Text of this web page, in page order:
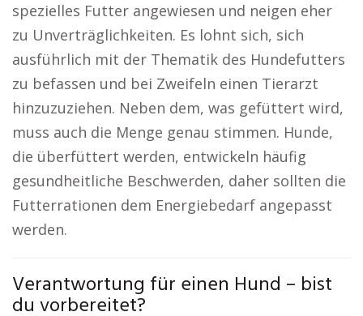
spezielles Futter angewiesen und neigen eher
zu Unverträglichkeiten. Es lohnt sich, sich
ausführlich mit der Thematik des Hundefutters
zu befassen und bei Zweifeln einen Tierarzt
hinzuzuziehen. Neben dem, was gefüttert wird,
muss auch die Menge genau stimmen. Hunde,
die überfüttert werden, entwickeln häufig
gesundheitliche Beschwerden, daher sollten die
Futterrationen dem Energiebedarf angepasst
werden.
Verantwortung für einen Hund – bist
du vorbereitet?